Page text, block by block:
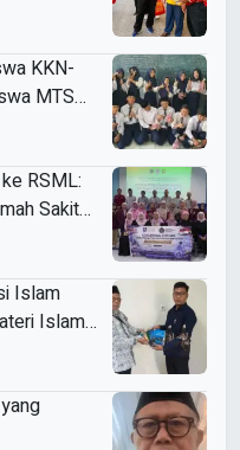
KKN-
MTS
RSML:
Sakit
Islam
Islam